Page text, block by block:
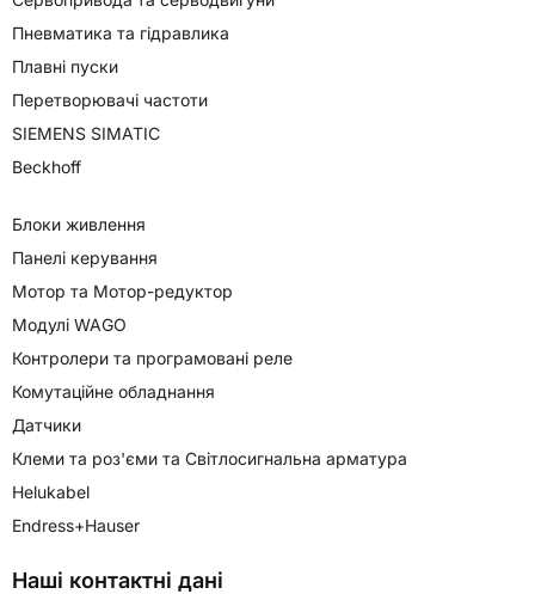
Пневматика та гідравлика
Плавні пуски
Перетворювачі частоти
SIEMENS SIMATIC
Beckhoff
Блоки живлення
Панелі керування
Мотор та Мотор-редуктор
Модулі WAGO
Контролери та програмовані реле
Комутаційне обладнання
Датчики
Клеми та роз'єми та Світлосигнальна арматура
Helukabel
Endress+Hauser
Наші контактні дані